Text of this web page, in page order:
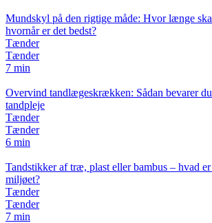
Mundskyl på den rigtige måde: Hvor længe
hvornår er det bedst?
Tænder
Tænder
7 min
Overvind tandlægeskrækken: Sådan bevarer
tandpleje
Tænder
Tænder
6 min
Tandstikker af træ, plast eller bambus – hvad
miljøet?
Tænder
Tænder
7 min